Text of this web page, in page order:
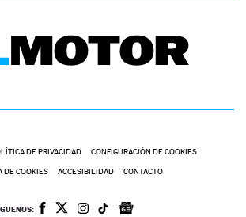
DE PRIVACIDAD CONFIGURACIÓN DE COOKIES
DE COOKIES ACCESIBILIDAD CONTACTO